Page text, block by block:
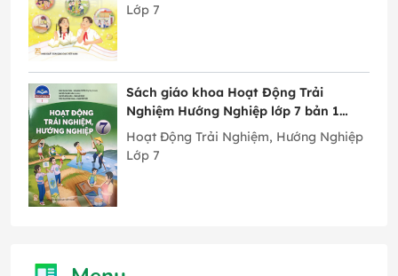
Lớp 7
Sách giáo khoa Hoạt Động Trải
Nghiệm Hướng Nghiệp lớp 7 bản 1
Chân Trời Sáng Tạo
Hoạt Động Trải Nghiệm, Hướng Nghiệp
Lớp 7